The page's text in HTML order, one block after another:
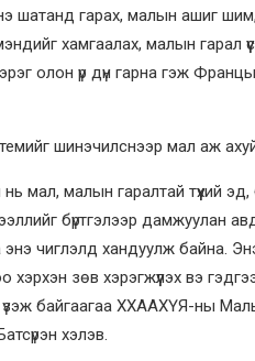
шатанд гарах, малын ашиг шим,
хамгаалах, малын гарал
олон үр дүн гарна гэж
мал, малын гаралтай түүхий эд,
бүртгэлээр дамжуулан
чиглэлд хандуулж байна.
зөв хэрэгжүүлэх вэ
үзэж байгаагаа ХХААХҮЯ-ны
хэлэв.